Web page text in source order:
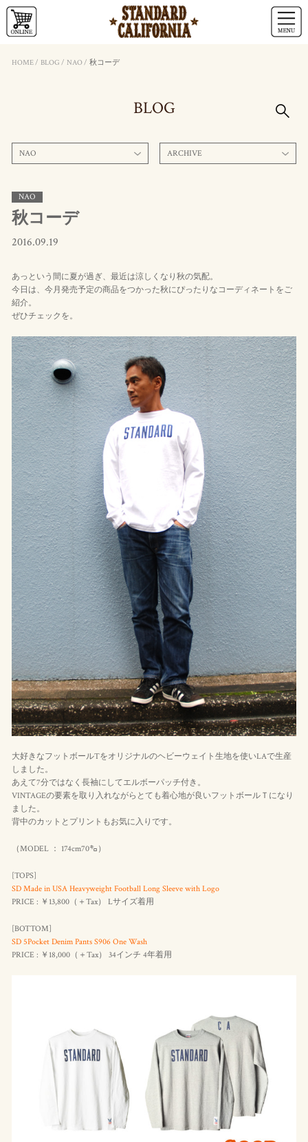
HOME/ BLOG / NAO/ 秋コーデ
BLOG
NAO ARCHIVE
NAO
秋コーデ
2016.09.19
あっという間に夏が過ぎ、最近は涼しくなり秋の気配。
今日は、今月発売予定の商品をつかった秋にぴったりなコーディネートをご
紹介。
ぜひチェックを。
大好きなフットボールTをオリジナルのヘビーウェイト生地を使いLAで生産
しました。
あえて7分ではなく長袖にしてエルボーパッチ付き。
VINTAGEの要素を取り入れながらとても着心地が良いフットボールＴになり
ました。
背中のカットとプリントもお気に入りです。
（MODEL ： 174cm70㌔）
[TOPS]
SD Made in USA Heavyweight Football Long Sleeve with Logo
PRICE : ￥13,800（＋Tax） Lサイズ着用
[BOTTOM]
SD 5Pocket Denim Pants S906 One Wash
PRICE : ￥18,000（＋Tax） 34インチ 4年着用